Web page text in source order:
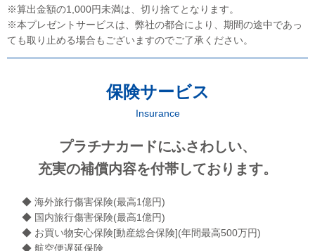
※算出金額の1,000円未満は、切り捨てとなります。
※本プレゼントサービスは、弊社の都合により、期間の途中であっ
ても取り止める場合もございますのでご了承ください。
保険サービス
Insurance
プラチナカードにふさわしい、
充実の補償内容を付帯しております。
◆ 海外旅行傷害保険(最高1億円)
◆ 国内旅行傷害保険(最高1億円)
◆ お買い物安心保険[動産総合保険](年間最高500万円)
◆ 航空便遅延保険